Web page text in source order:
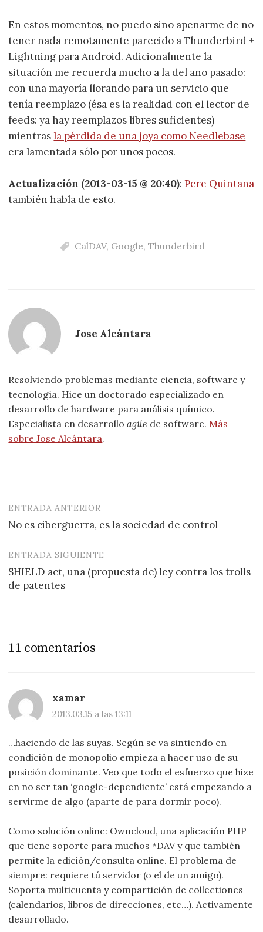
En estos momentos, no puedo sino apenarme de no
tener nada remotamente parecido a Thunderbird +
Lightning para Android. Adicionalmente la
situación me recuerda mucho a la del año pasado:
con una mayoría llorando para un servicio que
tenía reemplazo (ésa es la realidad con el lector de
feeds: ya hay reemplazos libres suficientes)
mientrasla pérdida de una joya como Needlebase
era lamentada sólo por unos pocos.
Actualización (2013-03-15 @ 20:40):Pere Quintana
también habla de esto.
CalDAV, Google, Thunderbird
Jose Alcántara
Resolviendo problemas mediante ciencia, software y
tecnología. Hice un doctorado especializado en
desarrollo de hardware para análisis químico.
Especialista en desarrolloagile de software. Más
sobre Jose Alcántara.
Navegación
de
entradas
ENTRADA ANTERIOR
No es ciberguerra, es la sociedad de control
ENTRADA SIGUIENTE
SHIELD act, una (propuesta de) ley contra los trolls
de patentes
11 comentarios
xamar
2013.03.15 a las 13:11
…haciendo de las suyas. Según se va sintiendo en
condición de monopolio empieza a hacer uso de su
posición dominante. Veo que todo el esfuerzo que hize
en no ser tan ‘google-dependiente’ está empezando a
servirme de algo (aparte de para dormir poco).
Como solución online: Owncloud, una aplicación PHP
que tiene soporte para muchos *DAV y que también
permite la edición/consulta online. El problema de
siempre: requiere tú servidor (o el de un amigo).
Soporta multicuenta y compartición de collectiones
(calendarios, libros de direcciones, etc…). Activamente
desarrollado.